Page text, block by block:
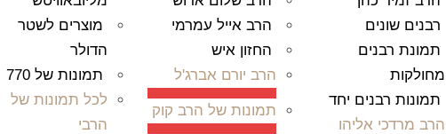
רבנים שונים
תמונת רבנים
מחולקות
תמונות רבנים יחד
הרב מרדכי אליהו
הרב אייל עמרמי
החזון איש
הרב יורם אברג'ל
תמונות של הרב קוק
מוצרים לשטר
הדולר
תמונות של 770
לכל תמונות של
הרבי